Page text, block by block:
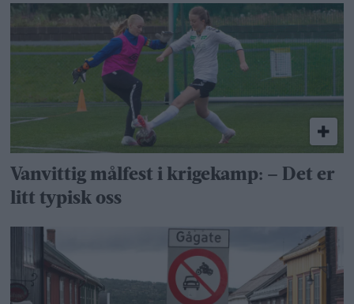
Vanvittig målfest i krigekamp: – Det er
litt typisk oss